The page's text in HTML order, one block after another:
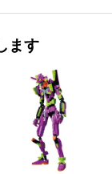
ます